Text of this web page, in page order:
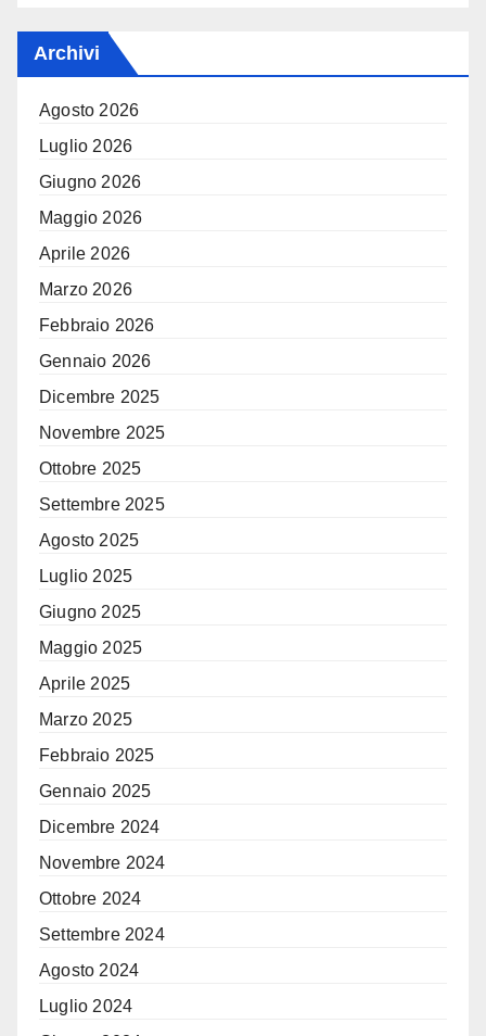
Archivi
Agosto 2026
Luglio 2026
Giugno 2026
Maggio 2026
Aprile 2026
Marzo 2026
Febbraio 2026
Gennaio 2026
Dicembre 2025
Novembre 2025
Ottobre 2025
Settembre 2025
Agosto 2025
Luglio 2025
Giugno 2025
Maggio 2025
Aprile 2025
Marzo 2025
Febbraio 2025
Gennaio 2025
Dicembre 2024
Novembre 2024
Ottobre 2024
Settembre 2024
Agosto 2024
Luglio 2024